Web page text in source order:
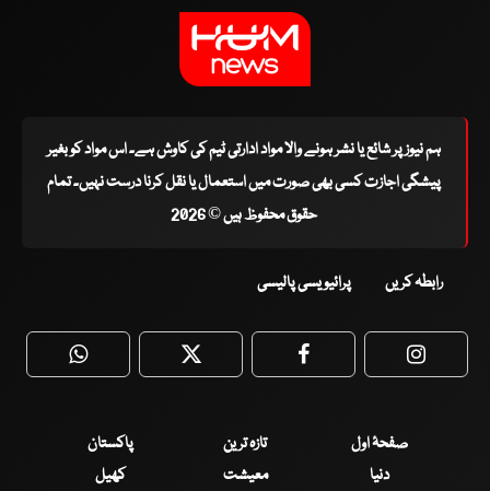
ہم نیوز پر شائع یا نشر ہونے والا مواد ادارتی ٹیم کی کاوش ہے۔ اس مواد کو بغیر
پیشگی اجازت کسی بھی صورت میں استعمال یا نقل کرنا درست نہیں۔ تمام
حقوق محفوظ ہیں © 2026
رابطہ کریں پرائیویسی پالیسی
WhatsApp Twitter Facebook
صفحۂ اول تازہ ترین
پاکستان
دنیا
معیشت
کھیل